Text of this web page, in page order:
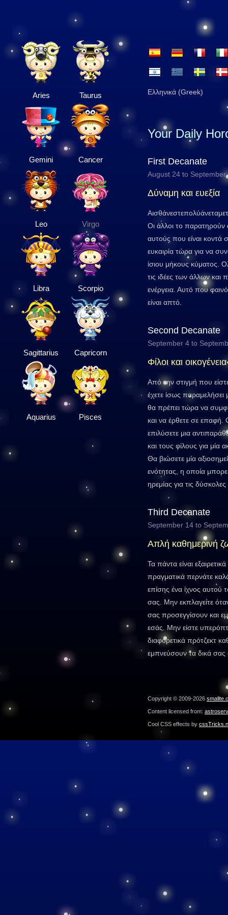
Aries Taurus
Gemini Cancer
Leo Virgo
Libra Scorpio
Sagittarius Capricorn
Aquarius Pisces
Ελληνικά (Greek)
Your Daily
First Decanate
August 24 to September
Δύναμη και ευεξία
Οι άλλοι το παρατηρούν
αυτούς που είναι κοντά
ευκαιρία τώρα για να
ίσιου μήκους κύματος.
τις ιδέες των άλλων
ενέργεια. Αυτό που
είναι απτό.
Second Decanate
September 4 to
Φίλοι και οικογένεια
Από την στιγμή που
έχετε ίσως
θα πρέπει τώρα να
και να έρθετε σε επαφή.
επιλύσετε μια
και τους φίλους για μία
Θα βιώσετε μία
ενότητας, η οποία
ηρεμίας για τις δύσκολες
Third Decanate
September 14 to
Απλή καθημερινή
Τα πάντα είναι
πραγματικά περνάτε
επίσης ένα ίχνος αυτού
σας. Μην εκπλαγείτε
σας προσεγγίσουν και
εσάς. Μην είστε
διαφορετικά πρότζεκτ
εμπνεύσουν τα δικά σας
Copyright © 2009-2026
Content licensed from:
Cool CSS effects by